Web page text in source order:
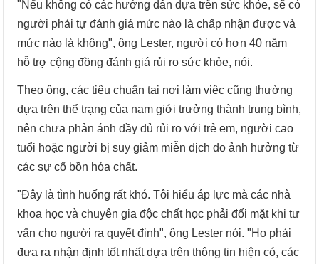
"Nếu không có các hướng dẫn dựa trên sức khỏe, sẽ có
người phải tự đánh giá mức nào là chấp nhận được và
mức nào là không", ông Lester, người có hơn 40 năm
hỗ trợ cộng đồng đánh giá rủi ro sức khỏe, nói.
Theo ông, các tiêu chuẩn tại nơi làm việc cũng thường
dựa trên thể trạng của nam giới trưởng thành trung bình,
nên chưa phản ánh đầy đủ rủi ro với trẻ em, người cao
tuổi hoặc người bị suy giảm miễn dịch do ảnh hưởng từ
các sự cố bồn hóa chất.
"Đây là tình huống rất khó. Tôi hiểu áp lực mà các nhà
khoa học và chuyên gia độc chất học phải đối mặt khi tư
vấn cho người ra quyết định", ông Lester nói. "Họ phải
đưa ra nhận định tốt nhất dựa trên thông tin hiện có, các